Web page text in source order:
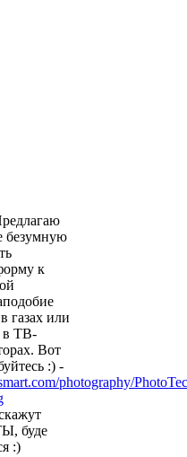
безумную
к
газах или
в ТВ-
Вот
:) -
photography/
буде
:)